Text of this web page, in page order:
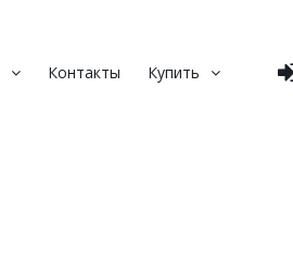
Контакты Купить